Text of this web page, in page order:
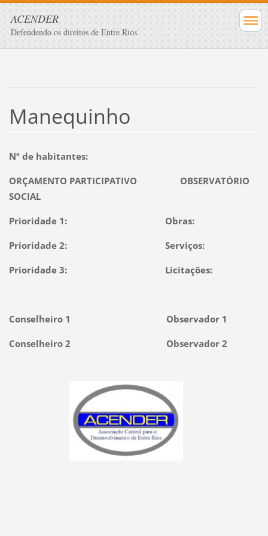
ACENDER
Defendendo os direitos de Entre Rios
Manequinho
Nº de habitantes:
ORÇAMENTO PARTICIPATIVO OBSERVATÓRIO
SOCIAL
Prioridade 1: Obras:
Prioridade 2: Serviços:
Prioridade 3: Licitações:
Conselheiro 1 Observador 1
Conselheiro 2 Observador 2